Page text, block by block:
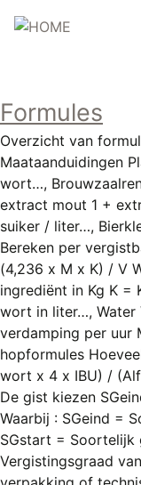
en
gaan
Topmenu
Formules
Overzicht van
Maataanduidingen
wort…,
extract mout 1 +
suiker / liter…,
Bereken per
(4,236 x M x K) / V
ingrediënt in Kg K =
wort in liter…, Water
verdamping per uur
hopformules
wort x 4 x IBU) /
De gist kiezen
Waarbij : SGeind =
SGstart = Soortelijk
Vergistingsgraad